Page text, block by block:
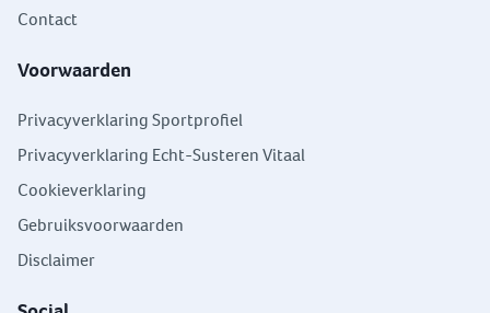
Contact
Voorwaarden
Privacyverklaring Sportprofiel
Privacyverklaring Echt-Susteren Vitaal
Cookieverklaring
Gebruiksvoorwaarden
Disclaimer